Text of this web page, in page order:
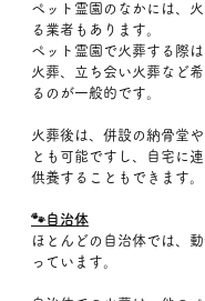
ペット霊園のなかには、
る業者もあります。
ペット霊園で火葬する際
火葬、立ち会い火葬など
るのが一般的です。
火葬後は、併設の納骨堂
とも可能ですし、自宅に
供養することもできます。
🐾自治体
ほとんどの自治体では、
っています。